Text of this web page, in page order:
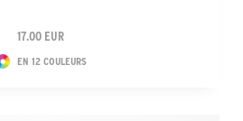
17.00 EUR
EN 12 COULEURS